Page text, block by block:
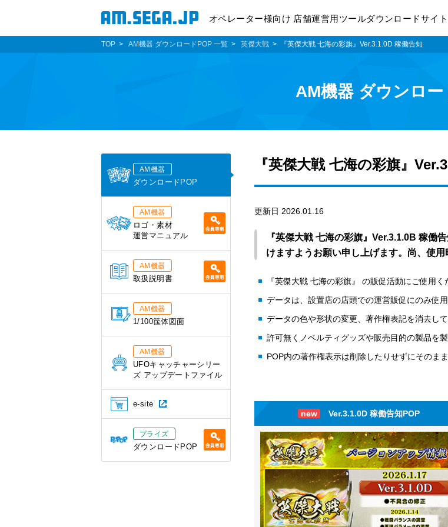
オペレーター様向け 店舗運営用ツールダウンロードサイト
TOP AM機器 ダウンロードPOP 一覧 英傑大戦 『英傑大戦 七海の彩旗』Ver.3.1.0D 稼働告知
AM機器 ダウンロー
『英傑大戦 七海の彩旗』
更新日 2026.01.16
『英傑大戦 七海の彩旗』Ver.3.1.0B 稼働
けますようお願い申し上げます。尚、使用
『英傑大戦 七海の彩旗』 の販促活動にご使用く
データは、設置店の店頭での運営販促にのみ使
データの色や形状の変更、著作権表記を消去し
許可無くノベルティグッズや販売目的の製品を
POP内の著作権表示は削除したりせずにそのま
new Ver.3.1.0D 稼働告知POP
AM機器
ダウンロードPOP
AM機器
ロゴ・素材
運営マニュアル
AM機器
取扱説明書
AM機器
1/100筺体図面
AM機器
UFOキャッチャーシリー
ズ アップデートファイル
e-site
プライズ
ダウンロードPOP